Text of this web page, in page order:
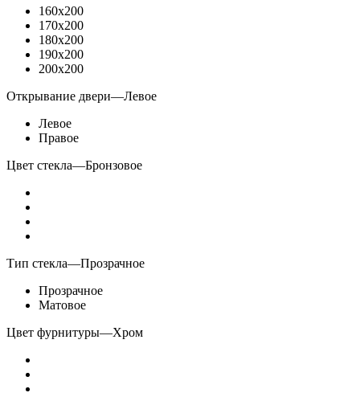
160x200
170x200
180x200
190x200
200x200
Открывание двери—Левое
Левое
Правое
Цвет стекла—Бронзовое
Тип стекла—Прозрачное
Прозрачное
Матовое
Цвет фурнитуры—Хром